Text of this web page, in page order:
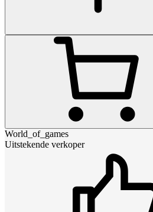
World_of_games
Uitstekende verkoper